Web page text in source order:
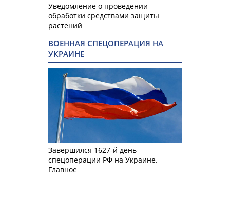
Уведомление о проведении
обработки средствами защиты
растений
ВОЕННАЯ СПЕЦОПЕРАЦИЯ НА
УКРАИНЕ
Завершился 1627-й день
спецоперации РФ на Украине.
Главное